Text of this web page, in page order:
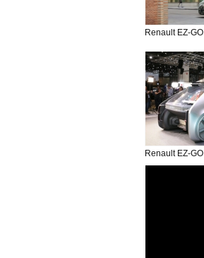
Renault EZ-GO
Renault EZ-GO